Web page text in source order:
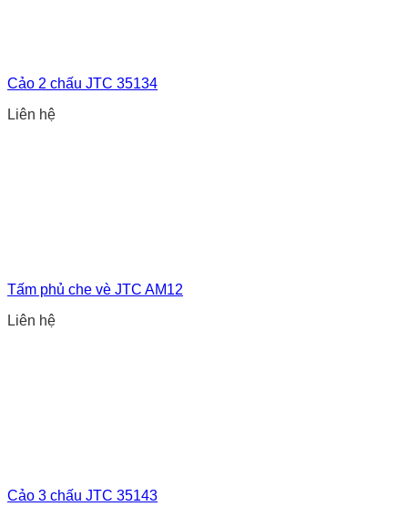
Cảo 2 chấu JTC 35134
Liên hệ
Tấm phủ che vè JTC AM12
Liên hệ
Cảo 3 chấu JTC 35143